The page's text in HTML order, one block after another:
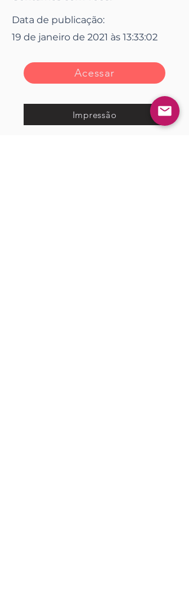
Data de publicação:
19 de janeiro de 2021 às 13:33:02
Acessar
Impressão